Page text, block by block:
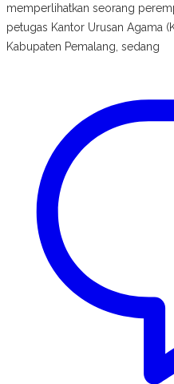
memperlihatkan seorang
petugas Kantor Urusan Agama
Kabupaten Pemalang, sedang